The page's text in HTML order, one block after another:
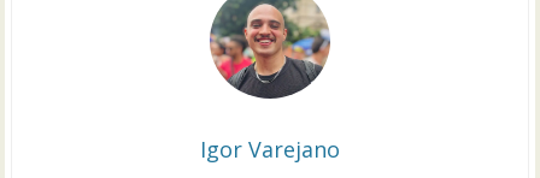
Igor Varejano